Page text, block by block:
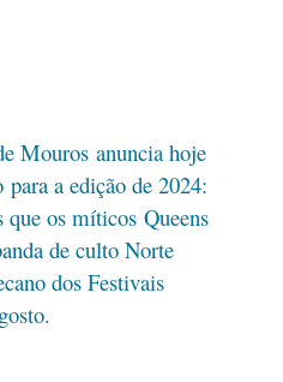
Mouros anuncia hoje
a edição de 2024:
que os míticos Queens
de culto Norte
dos Festivais